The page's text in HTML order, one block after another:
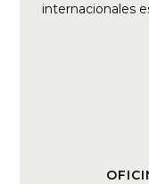
internacionales